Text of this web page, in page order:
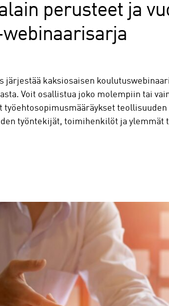
perusteet ja
järjestää kaksiosaisen
Voit osallistua joko molempiin tai
työehtosopimusmääräykset
työntekijät, toimihenkilöt ja ylemmät